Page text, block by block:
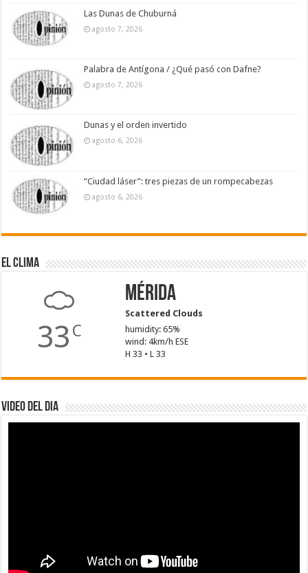
Las Dunas de Chuburná
agosto 7, 2026
Palabra de Antígona / ¿Qué pasó con Dafne?
agosto 7, 2026
Dunas y el orden invertido
agosto 6, 2026
“Ciudad láser”: tres piezas de un rompecabezas
agosto 6, 2026
El Clima
33 C
Mérida
Scattered Clouds
humidity: 65%
wind: 4km/h ESE
H 33 • L 33
Video del dia